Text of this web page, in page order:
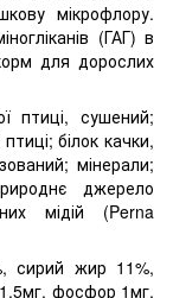
мікрофлору.
(ГАГ) в
для дорослих
птиці, сушений;
білок качки,
мінерали;
джерело
мідій (Perna
сирий жир 11%,
1.5мг, фосфор 1мг,